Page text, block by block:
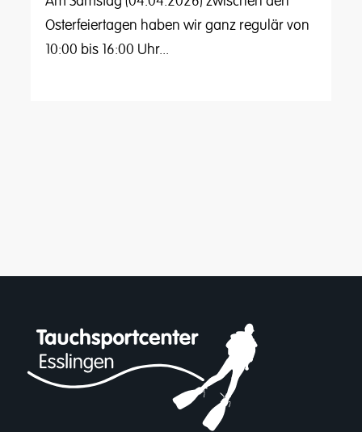
Osterfeiertagen haben wir ganz regulär von
10:00 bis 16:00 Uhr...